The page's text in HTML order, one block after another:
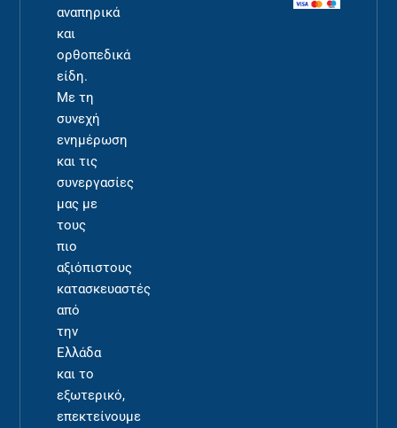
αναπηρικά
και
ορθοπεδικά
είδη.
Με τη
συνεχή
ενημέρωση
και τις
συνεργασίες
μας με
τους
πιο
αξιόπιστους
κατασκευαστές
από
την
Ελλάδα
και το
εξωτερικό,
επεκτείνουμε